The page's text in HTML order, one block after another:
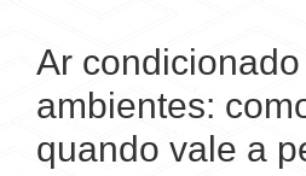
Ar
ambientes:
quando vale a